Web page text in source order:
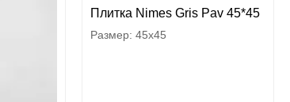
Плитка Nimes Gris Pav 45*45
45x45